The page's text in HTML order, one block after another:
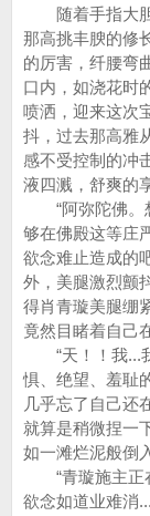
随着手指大胆
那高挑丰腴的修
的厉害，纤腰弯
口内，如浇花时
喷洒，迎来这次
抖，过去那高雅
感不受控制的冲
液四溅，舒爽的
“阿弥陀佛。
够在佛殿这等庄
欲念难止造成的
外，美腿激烈颤
得肖青璇美腿绷
竟然目睹着自己
“天！！我...我
惧、绝望、羞耻
几乎忘了自己还
就算是稍微捏一
如一滩烂泥般倒
“青璇施主正
欲念如道业难消